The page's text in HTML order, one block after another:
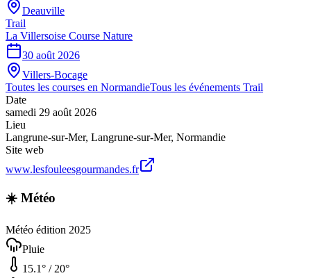
Deauville
Trail
La Villersoise Course Nature
30 août 2026
Villers-Bocage
Toutes les courses en NormandieTous les événements Trail
Date
samedi 29 août 2026
Lieu
Langrune-sur-Mer, Langrune-sur-Mer, Normandie
Site web
www.lesfouleesgourmandes.fr
☀️ Météo
Météo édition 2025
Pluie
15.1° / 20°